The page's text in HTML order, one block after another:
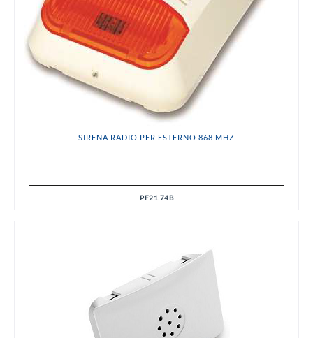
SIRENA RADIO PER ESTERNO 868 MHZ
PF21.74B